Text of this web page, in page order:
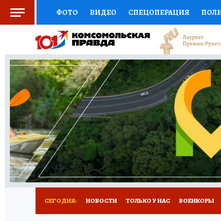
ФОТО ВИДЕО СПЕЦОПЕРАЦИЯ
СОЦПОДДЕРЖКА НАУКА СПОРТ
ВЫБОР ЭКСПЕРТОВ ДОКТОР
КНИЖНАЯ ПОЛКА ПРОГНОЗЫ НА СПОРТ
ПРЕСС-ЦЕНТР НЕДВИЖИМОСТЬ
РАДИО КП РЕКЛАМА ТЕСТЫ НОВОЕ
СЕГОДНЯ: НОВОСТИ ТОЛЬКО У НАС ВОЕНКОРЫ